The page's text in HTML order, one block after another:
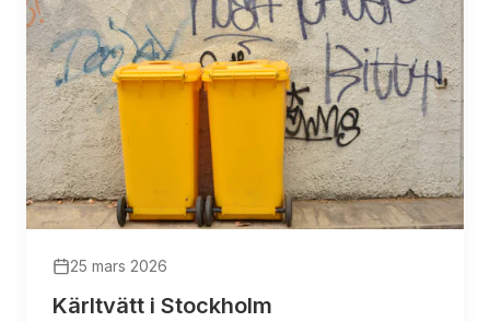
25 mars 2026
Kärltvätt i Stockholm